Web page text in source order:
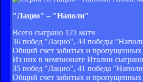
"Лацио" – "Наполи"
Всего сыграно 121 матч
36 побед "Лацио", 44 победы
Общий счет забитых и пропущенных
Из них в чемпионате Италии
35 побед "Лацио", 41 победа
Общий счет забитых и пропущенных